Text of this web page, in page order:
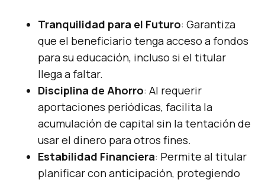
Tranquilidad para el Futuro: Garantiza
que el beneficiario tenga acceso a fondos
para su educación, incluso si el titular
llega a faltar.
Disciplina de Ahorro: Al requerir
aportaciones periódicas, facilita la
acumulación de capital sin la tentación de
usar el dinero para otros fines.
Estabilidad Financiera: Permite al titular
planificar con anticipación, protegiendo